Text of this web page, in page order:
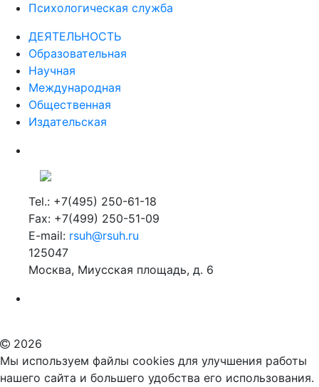
Психологическая служба
ДЕЯТЕЛЬНОСТЬ
Образовательная
Научная
Международная
Общественная
Издательская
Tel.: +7(495) 250-61-18
Fax: +7(499) 250-51-09
E-mail: rsuh@rsuh.ru
125047
Москва, Миусская площадь, д. 6
2026
Мы используем файлы cookies для улучшения работы
нашего сайта и большего удобства его использования.